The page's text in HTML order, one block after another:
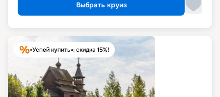
Выбрать круиз
«Успей купить»: скидка 15%!